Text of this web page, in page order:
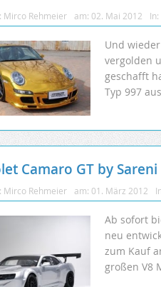
Mirco Rehmeier am: 02. Mai 2012 In:
Und
vergolden
geschafft
Typ 997
Camaro GT by
Mirco Rehmeier am: 01. März 2012
Ab sofort
neu
zum Kauf
großen V8